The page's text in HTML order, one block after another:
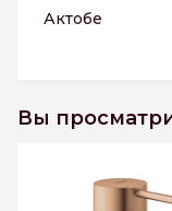
Актобе
Вы